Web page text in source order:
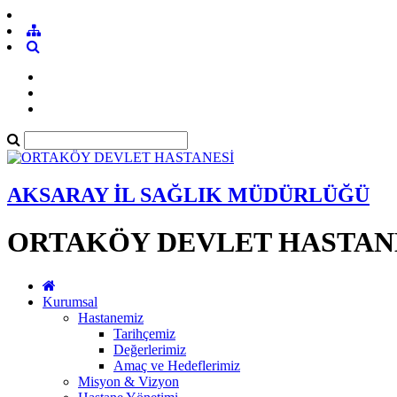
AKSARAY İL SAĞLIK MÜDÜRLÜĞÜ
ORTAKÖY DEVLET
Kurumsal
Hastanemiz
Tarihçemiz
Değerlerimiz
Amaç ve Hedeflerimiz
Misyon & Vizyon